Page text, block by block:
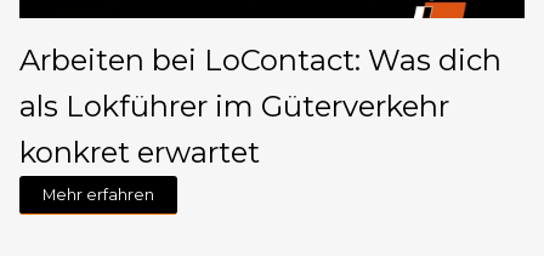
Arbeiten bei LoContact: Was dich
als Lokführer im Güterverkehr
konkret erwartet
Mehr erfahren